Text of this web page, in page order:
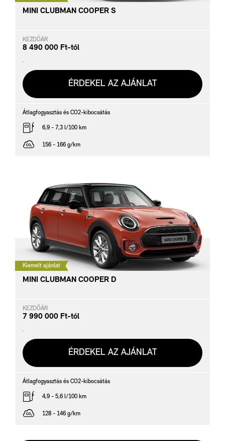
MINI CLUBMAN COOPER S
KEZDŐÁR
8 490 000 Ft-tól
.
ÉRDEKEL AZ AJÁNLAT
Átlagfogyasztás és CO2-kibocsátás
6,9 - 7,3 l/100 km
156 - 166 g/km
Kiemelt ajánlat
MINI CLUBMAN COOPER D
KEZDŐÁR
7 990 000 Ft-tól
.
ÉRDEKEL AZ AJÁNLAT
Átlagfogyasztás és CO2-kibocsátás
4,9 - 5,6 l/100 km
128 - 146 g/km